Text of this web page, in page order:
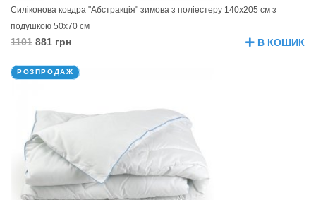
Силіконова ковдра "Абстракція" зимова з поліестеру 140х205 см з
подушкою 50х70 см
1101 881 грн В КОШИК
РОЗПРОДАЖ